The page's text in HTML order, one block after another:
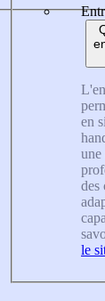
en
une
des
le